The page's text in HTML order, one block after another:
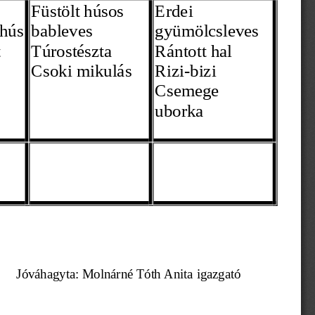
Füstölt húsos
bableves
Túrostészta
Csoki mikulás
Erdei
gyümölcsleves
Rántott hal
Rizi-bizi
Csemege
uborka
Jóváhagyta: Molnárné Tóth Anita igazgató